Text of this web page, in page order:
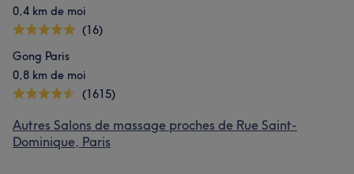
0,4 km de moi
(16)
Gong Paris
0,8 km de moi
(1615)
Autres Salons de massage proches de Rue Saint-
Dominique, Paris